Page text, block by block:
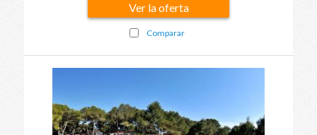
Ver la oferta
Comparar